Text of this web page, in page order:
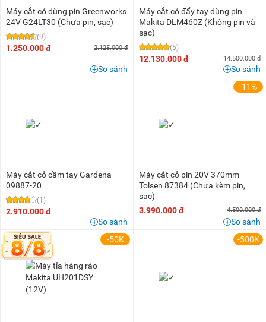
Máy cắt cỏ dùng pin Greenworks
24V G24LT30 (Chưa pin, sạc)
(9)
1.250.000 đ 2.125.000 đ
So sánh
Máy cắt cỏ đẩy tay dùng pin
Makita DLM460Z (Không pin và
sạc)
(5)
12.130.000 đ 14.500.000 đ
So sánh
Máy cắt cỏ cầm tay Gardena
09887-20
(1)
2.910.000 đ
So sánh
-11%
Máy cắt cỏ pin 20V 370mm
Tolsen 87384 (Chưa kèm pin,
sạc)
3.990.000 đ
4.500.000 đ
So sánh
-50K
-500K